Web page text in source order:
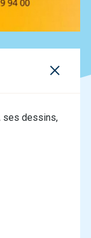
ses dessins,